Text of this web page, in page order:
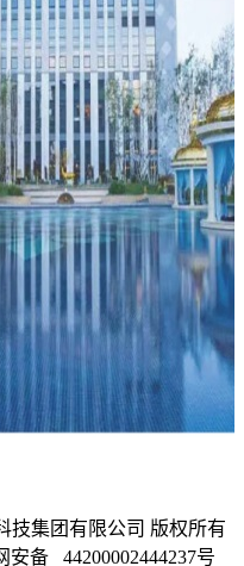
技集团有限公司 版权所有
安备 44200002444237号